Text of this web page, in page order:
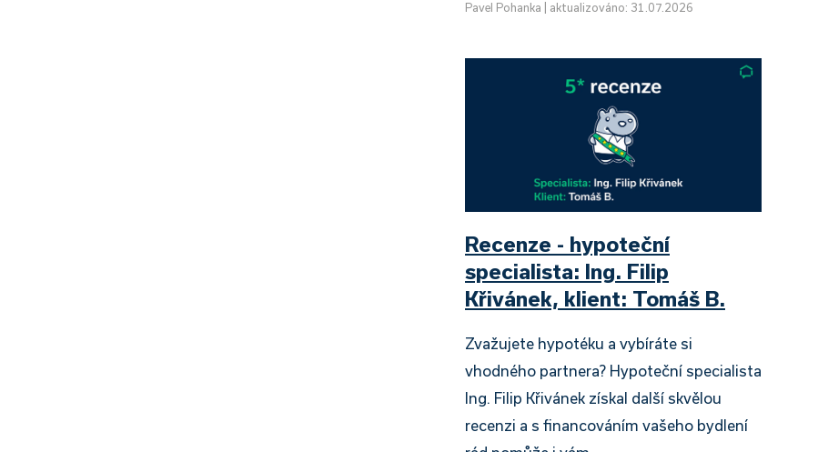
Pavel Pohanka aktualizováno: 31.07.2026
Recenze - hypoteční
specialista: Ing. Filip
Křivánek, klient: Tomáš B.
Zvažujete hypotéku a vybíráte si
vhodného partnera? Hypoteční specialista
Ing. Filip Křivánek získal další skvělou
recenzi a s financováním vašeho bydlení